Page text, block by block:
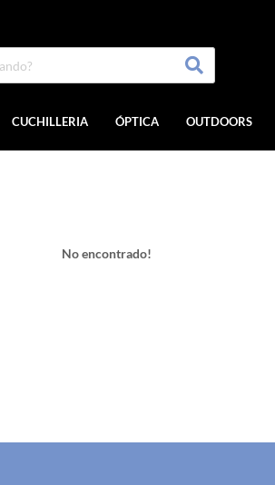
CUCHILLERIA ÓPTICA OUTDOORS
No encontrado!